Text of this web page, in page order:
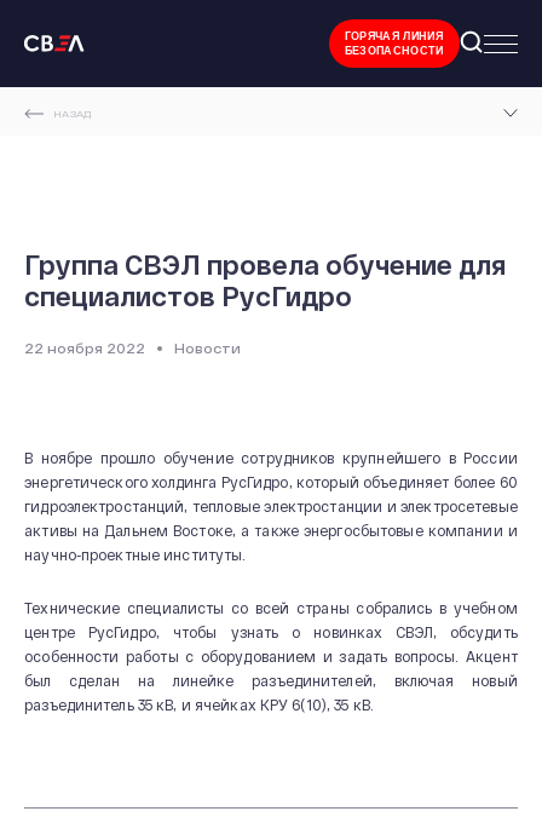
ГОРЯЧАЯ ЛИНИЯ
БЕЗОПАСНОСТИ
НАЗАД
Группа СВЭЛ провела обучение для
специалистов РусГидро
22 ноября 2022 Новости
В ноябре прошло обучение сотрудников крупнейшего в России
энергетического холдинга РусГидро, который объединяет более 60
гидроэлектростанций, тепловые электростанции и электросетевые
активы на Дальнем Востоке, а также энергосбытовые компании и
научно-проектные институты.
Технические специалисты со всей страны собрались в учебном
центре РусГидро, чтобы узнать о новинках СВЭЛ, обсудить
особенности работы с оборудованием и задать вопросы. Акцент
был сделан на линейке разъединителей, включая новый
разъединитель 35 кВ, и ячейках КРУ 6(10), 35 кВ.